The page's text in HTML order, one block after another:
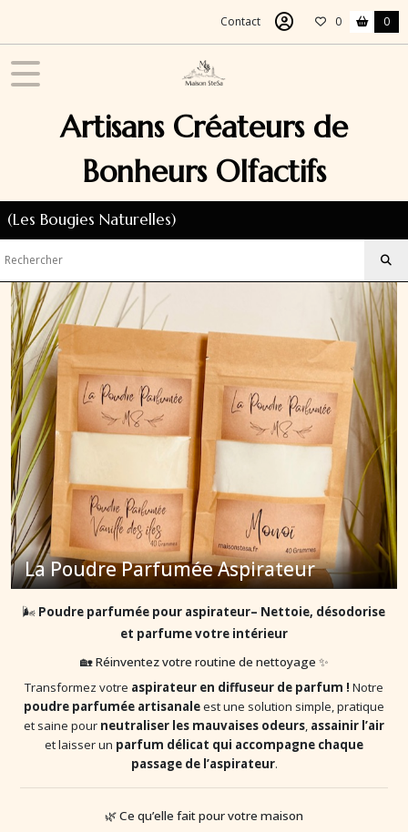
Contact 0 0
Artisans Créateurs de
Bonheurs Olfactifs
(Les Bougies Naturelles)
La Poudre Parfumée Aspirateur
🌬️ Poudre parfumée pour aspirateur– Nettoie, désodorise
et parfume votre intérieur
🏡 Réinventez votre routine de nettoyage ✨
Transformez votre aspirateur en diffuseur de parfum ! Notre
poudre parfumée artisanaleest une solution simple, pratique
et saine pour neutraliser les mauvaises odeurs, assainir l’air
et laisser un parfum délicat qui accompagne chaque
passage de l’aspirateur.
🌿 Ce qu’elle fait pour votre maison
FILTRES
Parfumée
Aspirateur
Afficher
les
résultats